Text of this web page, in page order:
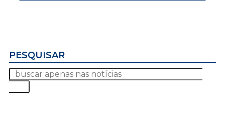
PESQUISAR